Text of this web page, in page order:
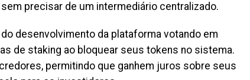
precisar de um intermediário centralizado.
desenvolvimento da plataforma votando em
de staking ao bloquear seus tokens no sistema.
permitindo que ganhem juros sobre seus